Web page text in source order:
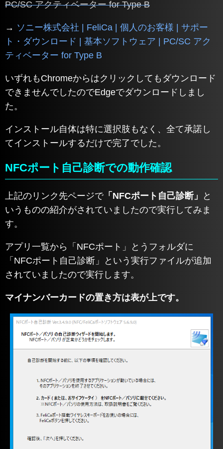
PC/SC アクティベーター for Type B
→ ソニー株式会社 | FeliCa | 個人のお客様 | サポー
ト・ダウンロード | 基本ソフトウェア | PC/SC アク
ティベーター for Type B
いずれもChromeからはクリックしてもダウンロード
できませんでしたのでEdgeでダウンロードしまし
た。
インストール自体は特に選択肢もなく、全て承諾し
てインストールするだけで完了でした。
NFCポート自己診断での動作確認
上記のリンク先ページで「NFCポート自己診断」
と
いうものの紹介がされていましたので実行してみま
す。
アプリ一覧から「NFCポート」とうフォルダに
「NFCポート自己診断」という実行ファイルが追加
されていましたので実行します。
マイナンバーカードの置き方は表が上です。